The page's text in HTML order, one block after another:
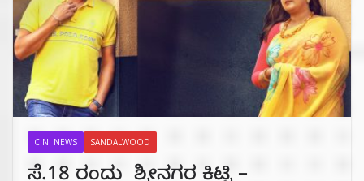
CINI NEWS SANDALWOOD